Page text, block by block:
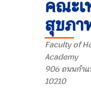
คณะเ
สุขภ
Faculty of
Academy
906 ถนนกำแ
10210